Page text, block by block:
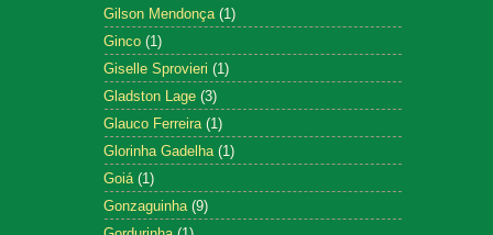
Gilson Mendonça (1)
Ginco (1)
Giselle Sprovieri (1)
Gladston Lage (3)
Glauco Ferreira (1)
Glorinha Gadelha (1)
Goiá (1)
Gonzaguinha (9)